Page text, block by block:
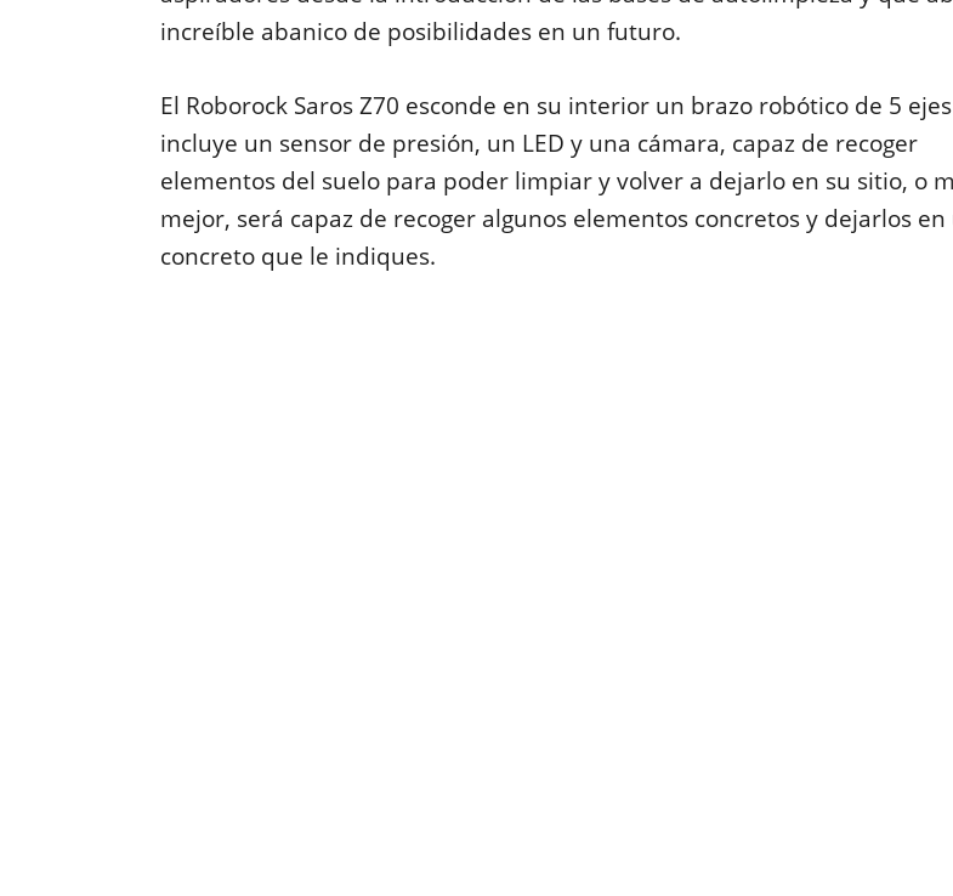
increíble abanico de posibilidades en un futuro.
El Roborock Saros Z70 esconde en su interior un brazo robótico de 5
incluye un sensor de presión, un LED y una cámara, capaz de recoger
elementos del suelo para poder limpiar y volver a dejarlo en su sitio, o
mejor, será capaz de recoger algunos elementos concretos y dejarlos
concreto que le indiques.